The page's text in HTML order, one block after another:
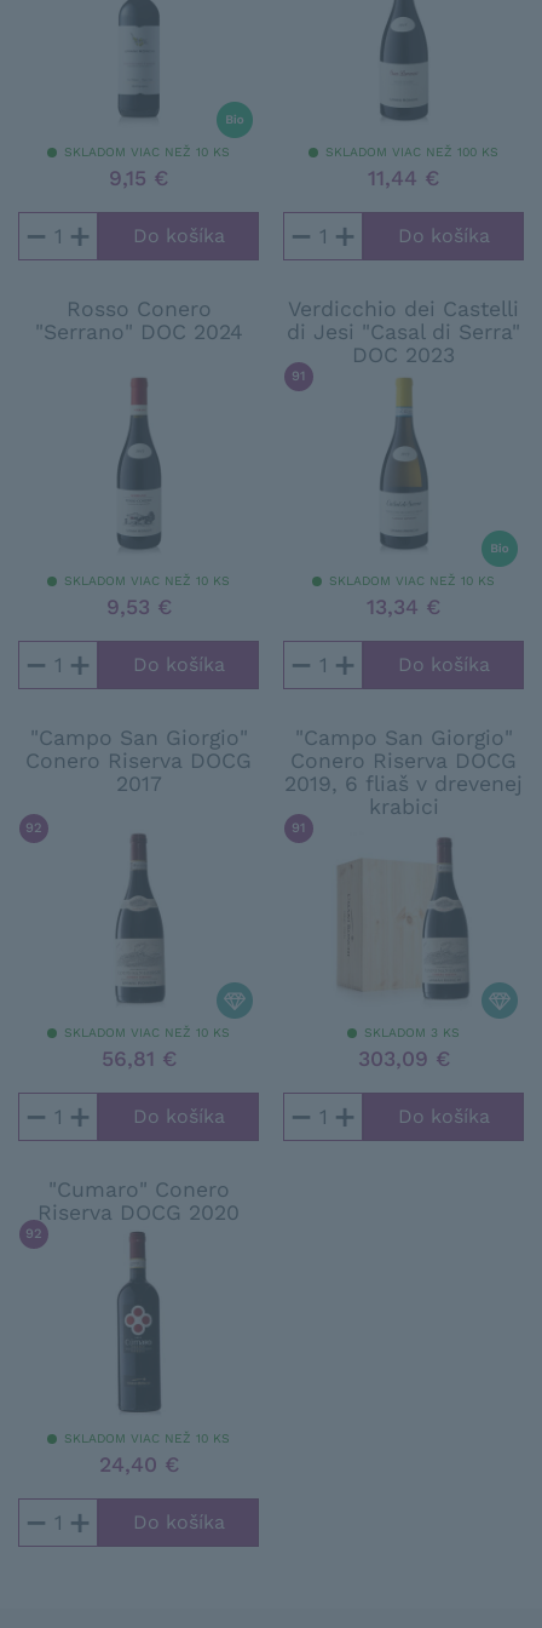
SKLADOM VIAC NEŽ 10 KS
9,15 €
− +
SKLADOM VIAC NEŽ 100 KS
11,44 €
− +
Rosso Conero
"Serrano" DOC 2024
SKLADOM VIAC NEŽ 10 KS
9,53 €
− +
Verdicchio dei Castelli
di Jesi "Casal di Serra"
DOC 2023
91 JAMES SUCKLING
SKLADOM VIAC NEŽ 10 KS
13,34 €
− +
"Campo San Giorgio"
Conero Riserva DOCG
2017
92
SKLADOM VIAC NEŽ 10 KS
56,81 €
− +
"Campo San Giorgio"
Conero Riserva DOCG
2019, 6 fliaš v drevenej
krabici
91
SKLADOM 3 KS
303,09 €
− +
"Cumaro" Conero
Riserva DOCG 2020
92 JAMES SUCKLING
SKLADOM VIAC NEŽ 10 KS
24,40 €
− +